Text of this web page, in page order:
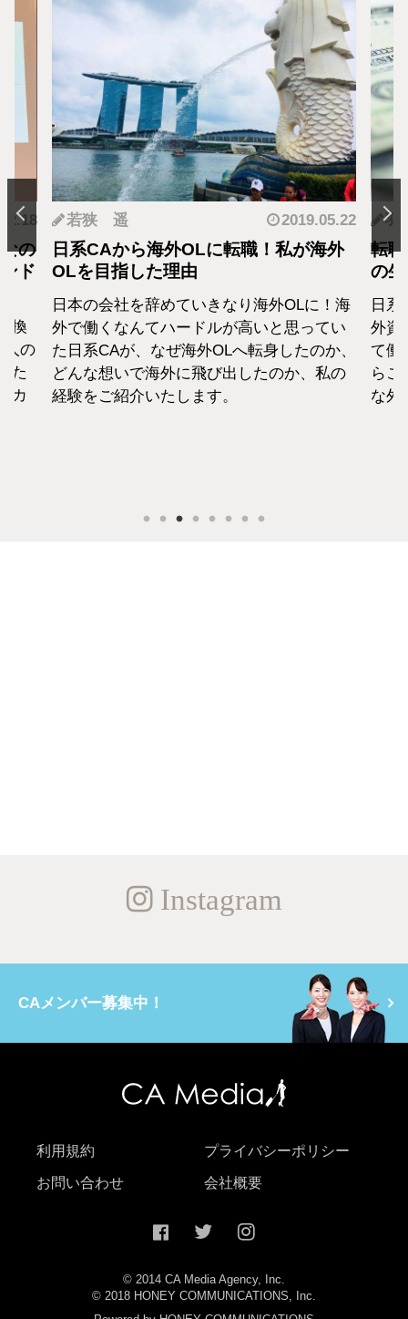
の
ド
換
人の
た
カ
若狭 遥 2019.05.22
日系CAから海外OLに転職！私が海外
OLを目指した理由
日本の会社を辞めていきなり海外OLに！海
外で働くなんてハードルが高いと思ってい
た日系CAが、なぜ海外OLへ転身したのか、
どんな想いで海外に飛び出したのか、私の
経験をご紹介いたします。
羽
転
の
日
外資
て働
らこ
な外
Instagram
CAメンバー募集中！
利用規約 プライバシーポリシー
お問い合わせ 会社概要
© 2014 CA Media Agency, Inc.
© 2018 HONEY COMMUNICATIONS, Inc.